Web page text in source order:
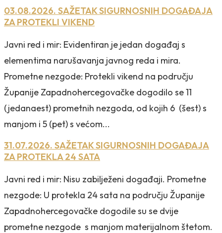
03.08.2026. SAŽETAK SIGURNOSNIH DOGAĐAJA
ZA PROTEKLI VIKEND
Javni red i mir: Evidentiran je jedan događaj s
elementima narušavanja javnog reda i mira.
Prometne nezgode: Protekli vikend na području
Županije Zapadnohercegovačke dogodilo se 11
(jedanaest) prometnih nezgoda, od kojih 6 (šest) s
manjom i 5 (pet) s većom...
31.07.2026. SAŽETAK SIGURNOSNIH DOGAĐAJA
ZA PROTEKLA 24 SATA
Javni red i mir: Nisu zabilježeni događaji. Prometne
nezgode: U protekla 24 sata na području Županije
Zapadnohercegovačke dogodile su se dvije
prometne nezgode s manjom materijalnom štetom.